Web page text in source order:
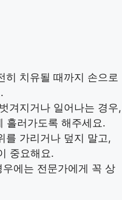
히 치유될 때까지 손으로
겨지거나 일어나는 경우,
흘러가도록 해주세요.
를 가리거나 덮지 말고,
중요해요.
에는 전문가에게 꼭 상